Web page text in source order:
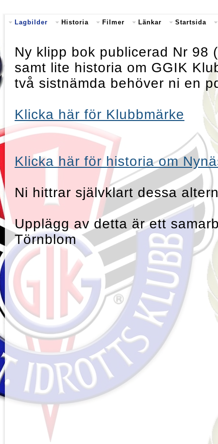
Lagbilder Historia Filmer Länkar Startsida
Ny klipp bok publicerad Nr 98
samt lite historia om GGIK
två sistnämda behöver ni en
Klicka här för Klubbmärke
Klicka här för historia om
Ni hittrar självklart dessa
Upplägg av detta är ett
Törnblom